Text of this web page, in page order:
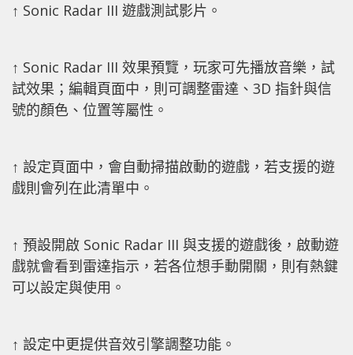
↑ Sonic Radar III 遊戲測試影片。
↑ Sonic Radar III 效果預覽，玩家可先播放音樂，試
試效果；編輯頁面中，則可調整雷達、3D 指針與信
號的顏色、位置等屬性。
↑ 設定頁面中，會自動掃描啟動的遊戲，若支援的遊
戲則會列在此清單中。
↑ 預設開啟 Sonic Radar III 與支援的遊戲後，啟動遊
戲就會看到雷達指示，若各位想手動開關，則有熱鍵
可以設定與使用。
↑ 設定中更提供音效引擎調整功能。